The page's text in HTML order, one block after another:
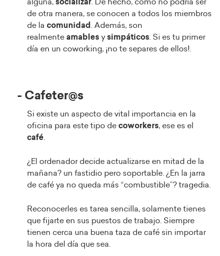
alguna, socializar. De hecho, como no podría ser
de otra manera, se conocen a todos los miembros
de la comunidad. Además, son
realmente amables y simpáticos. Si es tu primer
día en un coworking, ¡no te separes de ellos!.
- Cafeter@s
Si existe un aspecto de vital importancia en la
oficina para este tipo de coworkers, ese es el
café.
¿El ordenador decide actualizarse en mitad de la
mañana? un fastidio pero soportable. ¿En la jarra
de café ya no queda más “combustible”? tragedia.
Reconocerles es tarea sencilla, solamente tienes
que fijarte en sus puestos de trabajo. Siempre
tienen cerca una buena taza de café sin importar
la hora del día que sea.